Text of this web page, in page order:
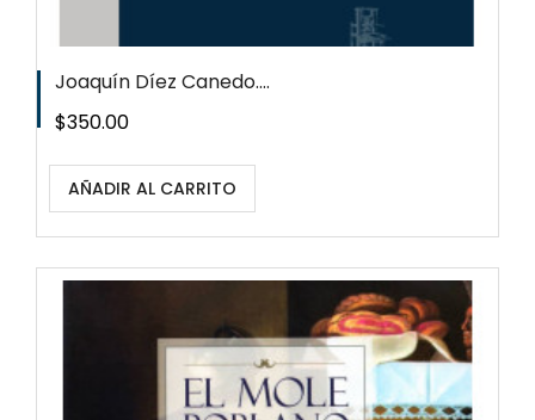
Joaquín Díez Canedo....
Precio
$350.00
AÑADIR AL CARRITO